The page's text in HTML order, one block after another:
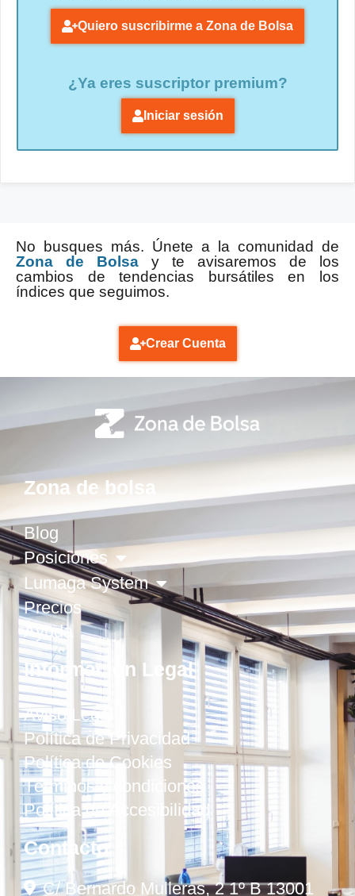
Quiero suscribirme a Zona de Bolsa
¿Ya eres suscriptor premium?
Iniciar sesión
No busques más. Únete a la comunidad de
Zona de Bolsa y te avisaremos de los
cambios de tendencias bursátiles en los
índices que seguimos.
Crear Cuenta
Zona de bolsa
Blog
Posiciones
Lumaga System
Precios
Ayuda
Información Legal
Aviso Legal
Política de Privacidad
Política de Cookies
Términos y condiciones
Política de Accesibilidad
Contacto
C/ Bernardo Mulleras, 2 1º B 13001